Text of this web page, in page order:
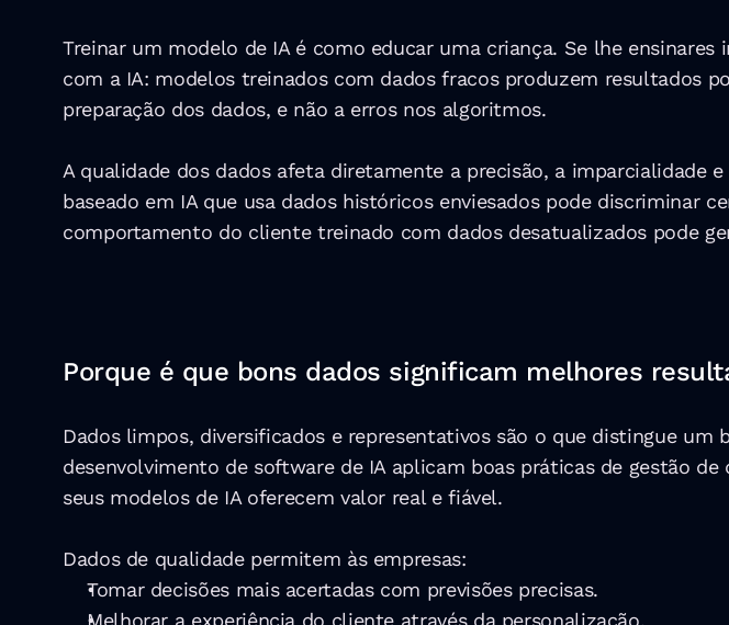
Treinar um modelo de IA é como educar uma criança. Se lhe
com a IA: modelos treinados com dados fracos produzem resultados
preparação dos dados, e não a erros nos algoritmos.
A qualidade dos dados afeta diretamente a precisão, a imparcialidade
baseado em IA que usa dados históricos enviesados pode discriminar
comportamento do cliente treinado com dados desatualizados pode
Porque é que bons dados significam melhores
Dados limpos, diversificados e representativos são o que distingue um
desenvolvimento de software de IA aplicam boas práticas de gestão
seus modelos de IA oferecem valor real e fiável.
Dados de qualidade permitem às empresas:
Tomar decisões mais acertadas com previsões precisas.
Melhorar a experiência do cliente através da personalização.